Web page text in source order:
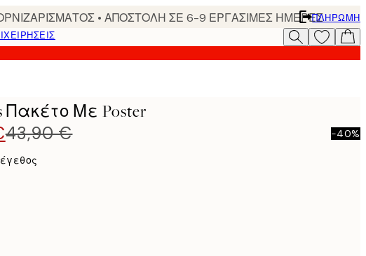
• ΑΠΟΣΤΟΛΗ ΣΕ 6-9 ΕΡΓΑΣΙΜΕΣ ΗΜΕΡΕΣΠΛΗΡΩΜΉ
Πακέτο Με Poster
43,90 € -40%